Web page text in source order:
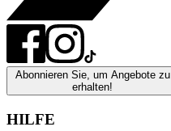
Abonnieren Sie, um Angebote zu
erhalten!
HILFE